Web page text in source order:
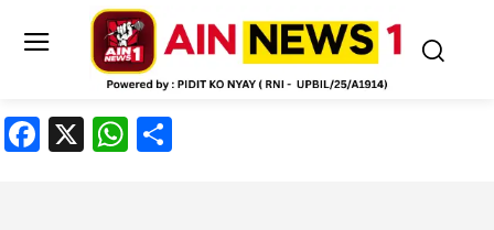
Facebook
X WhatsApp